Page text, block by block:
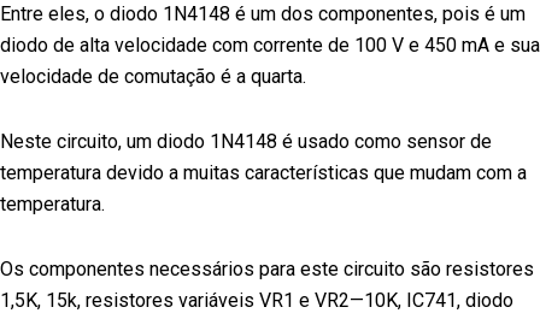
Entre eles, o diodo 1N4148 é um dos componentes, pois é um
diodo de alta velocidade com corrente de 100 V e 450 mA e sua
velocidade de comutação é a quarta.
Neste circuito, um diodo 1N4148 é usado como sensor de
temperatura devido a muitas características que mudam com a
temperatura.
Os componentes necessários para este circuito são resistores
1,5K, 15k, resistores variáveis VR1 e VR2—10K, IC741, diodo